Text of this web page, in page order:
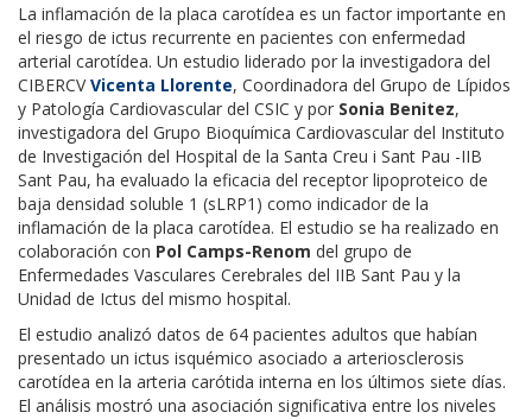
La inflamación de la placa carotídea es un factor importante en
el riesgo de ictus recurrente en pacientes con enfermedad
arterial carotídea. Un estudio liderado por la investigadora del
CIBERCVVicenta Llorente, Coordinadora del Grupo de Lípidos
y Patología Cardiovascular del CSIC y por Sonia Benitez,
investigadora del Grupo Bioquímica Cardiovascular del Instituto
de Investigación del Hospital de la Santa Creu i Sant Pau -IIB
Sant Pau, ha evaluado la eficacia del receptor lipoproteico de
baja densidad soluble 1 (sLRP1) como indicador de la
inflamación de la placa carotídea. El estudio se ha realizado en
colaboración con Pol Camps-Renom del grupo de
Enfermedades Vasculares Cerebrales del IIB Sant Pau y la
Unidad de Ictus del mismo hospital.
El estudio analizó datos de 64 pacientes adultos que habían
presentado un ictus isquémico asociado a arteriosclerosis
carotídea en la arteria carótida interna en los últimos siete días.
El análisis mostró una asociación significativa entre los niveles